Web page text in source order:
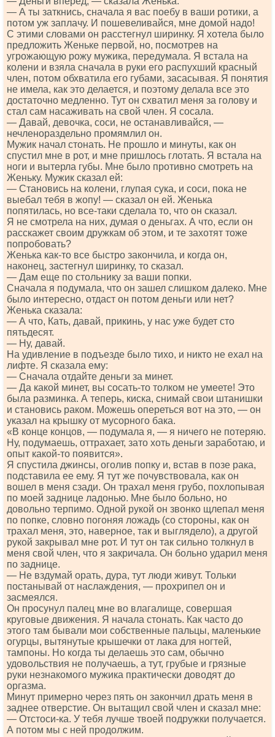
— А ты заткнись, сначала я вас поебу в ваши ротики, а
потом уж заплачу. И пошевеливайся, мне домой надо!
С этими словами он расстегнул ширинку. Я хотела было
предложить Женьке первой, но, посмотрев на
угрожающую рожу мужика, передумала. Я встала на
колени и взяла сначала в руки его распухший красный
член, потом обхватила его губами, засасывая. Я понятия
не имела, как это делается, и поэтому делала все это
достаточно медленно. Тут он схватил меня за голову и
стал сам насаживать на свой член. Я сосала.
— Давай, девочка, соси, не останавливайся, —
нечленораздельно промямлил он.
Мужик начал стонать. Не прошло и минуты, как он
спустил мне в рот, и мне пришлось глотать. Я встала на
ноги и вытерла губы. Мне было противно смотреть на
Женьку. Мужик сказал ей:
— Становись на колени, глупая сука, и соси, пока не
выебал тебя в жопу! — сказал он ей. Женька
попятилась, но все-таки сделала то, что он сказал.
Я не смотрела на них, думая о деньгах. А что, если он
расскажет своим дружкам об этом, и те захотят тоже
попробовать?
Женька как-то все быстро закончила, и когда он,
наконец, застегнул ширинку, то сказал.
— Дам еще по стольнику за ваши попки.
Сначала я подумала, что он зашел слишком далеко. Мне
было интересно, отдаст он потом деньги или нет?
Женька сказала:
— А что, Кать, давай, прикинь, у нас уже будет сто
пятьдесят.
— Ну, давай.
На удивление в подъезде было тихо, и никто не ехал на
лифте. Я сказала ему:
— Сначала отдайте деньги за минет.
— Да какой минет, вы сосать-то толком не умеете! Это
была разминка. А теперь, киска, снимай свои штанишки
и становись раком. Можешь опереться вот на это, — он
указал на крышку от мусорного бака.
«В конце концов, — подумала я, — я ничего не потеряю.
Ну, подумаешь, оттрахает, зато хоть деньги заработаю, и
опыт какой-то появится».
Я спустила джинсы, оголив попку и, встав в позе рака,
подставила ее ему. Я тут же почувствовала, как он
вошел в меня сзади. Он трахал меня грубо, похлопывая
по моей заднице ладонью. Мне было больно, но
довольно терпимо. Одной рукой он звонко щлепал меня
по попке, словно погоняя ложадь (со стороны, как он
трахал меня, это, наверное, так и выглядело), а другой
рукой закрывал мне рот. И тут он так сильно толкнул в
меня свой член, что я закричала. Он больно ударил меня
по заднице.
— Не вздумай орать, дура, тут люди живут. Тольки
постанывай от наслаждения, — прохрипел он и
засмеялся.
Он просунул палец мне во влагалище, совершая
круговые движения. Я начала стонать. Как часто до
этого там бывали мои собственные пальцы, маленькие
огурцы, вытянутые крышечки от лака для ногтей,
тампоны. Но когда ты делаешь это сам, обычно
удовольствия не получаешь, а тут, грубые и грязные
руки незнакомого мужика практически доводят до
оргазма.
Минут примерно через пять он закончил драть меня в
заднее отверстие. Он вытащил свой член и сказал мне:
— Отстоси-ка. У тебя лучше твоей подружки получается.
А потом мы с ней продолжим.